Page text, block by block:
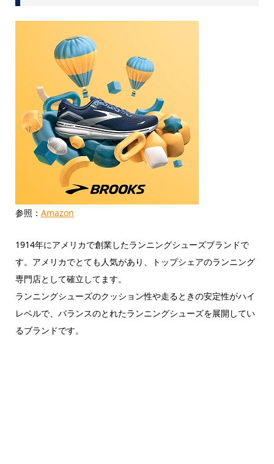
参照： Amazon
1914年にアメリカで創業したランニングシューズブランドで
す。アメリカでとても人気があり、トップシェアのランニング
専門店として確立してます。
ランニングシューズのクッション性や走るときの安定性がハイ
レベルで、バランスのとれたランニングシューズを展開してい
るブランドです。